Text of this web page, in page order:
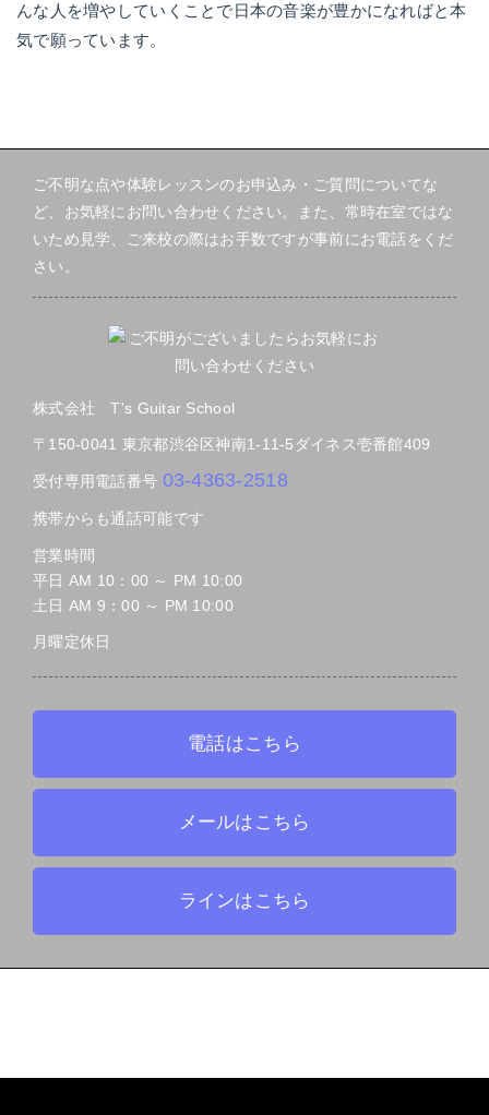
んな人を増やしていくことで日本の音楽が豊かになればと本
気で願っています。
ご不明な点や体験レッスンのお申込み・ご質問についてな
ど、お気軽にお問い合わせください。また、常時在室ではな
いため見学、ご来校の際はお手数ですが事前にお電話をくだ
さい。
株式会社 T's Guitar School
〒150-0041 東京都渋谷区神南1-11-5 ダイネス壱番館409
受付専用電話番号 03-4363-2518
携帯からも通話可能です
営業時間
平日 AM 10：00 ～ PM 10:00
土日 AM 9：00 ～ PM 10:00
月曜定休日
電話はこちら
メールはこちら
ラインはこちら